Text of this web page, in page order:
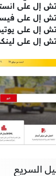
إل على
إل على
إل على
إل على
السريع